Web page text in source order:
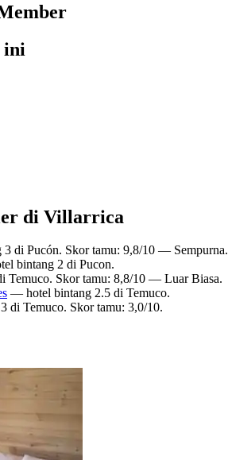
ini
di Villarrica
di Pucón. Skor tamu: 9,8/10 — Sempurna.
bintang 2 di Pucon.
Temuco. Skor tamu: 8,8/10 — Luar Biasa.
— hotel bintang 2.5 di Temuco.
di Temuco. Skor tamu: 3,0/10.